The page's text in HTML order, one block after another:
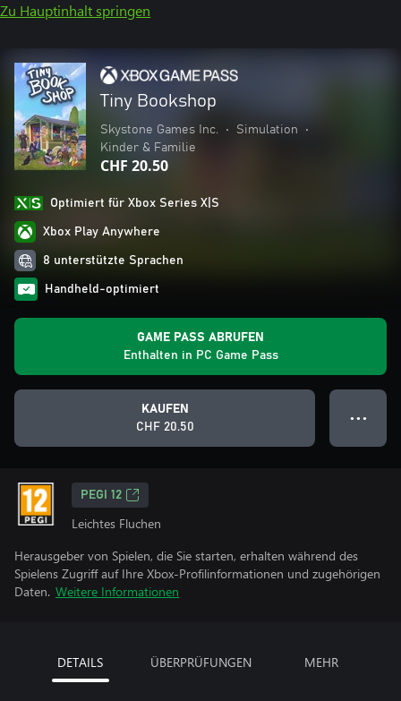
Zu Hauptinhalt springen
Tiny Bookshop
Skystone Games Inc. • Simulation
•
Kinder & Familie
CHF 20.50
Optimiert für Xbox Series X|S
Xbox Play Anywhere
8 unterstützte Sprachen
Handheld-optimiert
GAME PASS ABRUFEN
Enthalten in PC Game Pass
KAUFEN
CHF 20.50
● ● ●
PEGI 12
Leichtes Fluchen
Herausgeber von Spielen, die Sie starten, erhalten während des
Spielens Zugriff auf Ihre Xbox-Profilinformationen und zugehörigen
Daten. Weitere Informationen
DETAILS ÜBERPRÜFUNGEN MEHR